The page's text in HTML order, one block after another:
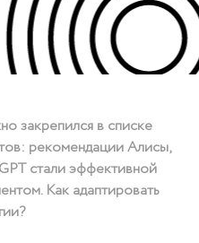
закрепился в списке
рекомендации Алисы,
стали эффективной
Как адаптировать